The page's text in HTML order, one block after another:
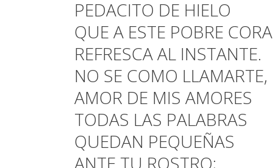
PEDACITO DE HIELO
QUE A ESTE POBRE
REFRESCA AL INSTANTE.
NO SE COMO LLAMARTE,
AMOR DE MIS AMORES
TODAS LAS PALABRAS
QUEDAN PEQUEÑAS
ANTE TU ROSTRO;